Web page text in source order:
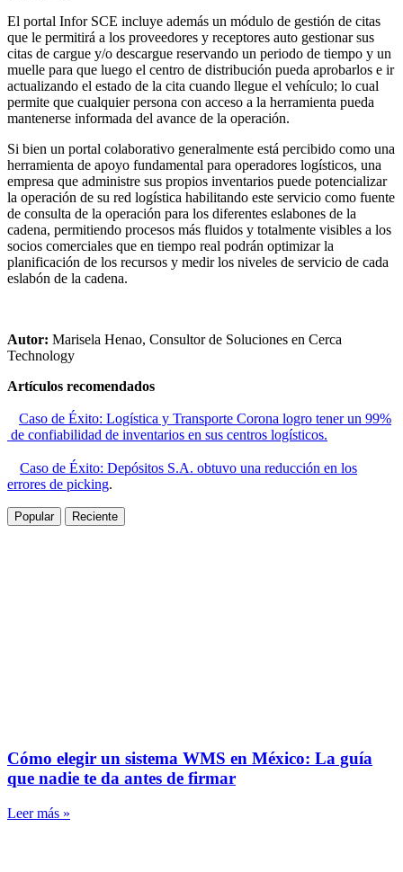
El portal Infor SCE incluye además un módulo de gestión de citas
que le permitirá a los proveedores y receptores auto gestionar sus
citas de cargue y/o descargue reservando un periodo de tiempo y un
muelle para que luego el centro de distribución pueda aprobarlos e ir
actualizando el estado de la cita cuando llegue el vehículo; lo cual
permite que cualquier persona con acceso a la herramienta pueda
mantenerse informada del avance de la operación.
Si bien un portal colaborativo generalmente está percibido como una
herramienta de apoyo fundamental para operadores logísticos, una
empresa que administre sus propios inventarios puede potencializar
la operación de su red logística habilitando este servicio como fuente
de consulta de la operación para los diferentes eslabones de la
cadena, permitiendo procesos más fluidos y totalmente visibles a los
socios comerciales que en tiempo real podrán optimizar la
planificación de los recursos y medir los niveles de servicio de cada
eslabón de la cadena.
Autor: Marisela Henao, Consultor de Soluciones en Cerca
Technology
Artículos recomendados
Caso de Éxito: Logística y Transporte Corona logro tener un 99%
de confiabilidad de inventarios en sus centros logísticos.
Caso de Éxito: Depósitos S.A. obtuvo una reducción en los
errores de picking.
Popular Reciente
Cómo elegir un sistema WMS en México: La guía
que nadie te da antes de firmar
Leer más »